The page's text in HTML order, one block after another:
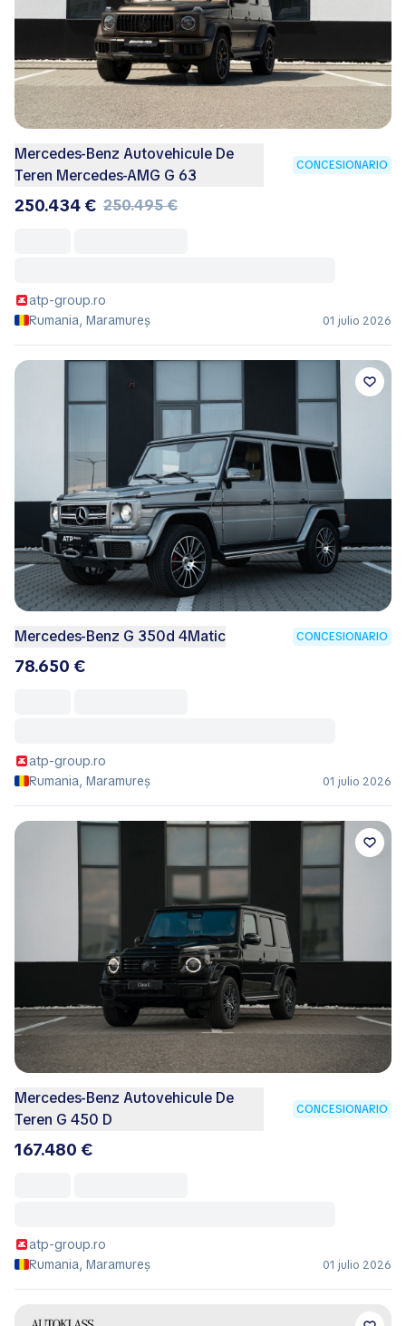
Mercedes-Benz Autovehicule De
Teren Mercedes-AMG G 63
CONCESIONARIO
250.434 € 250.495 €
atp-group.ro
Rumania, Maramureș
01 julio 2026
Mercedes-Benz G 350d 4Matic CONCESIONARIO
78.650 €
atp-group.ro
Rumania, Maramureș
01 julio 2026
Mercedes-Benz Autovehicule De
Teren G 450 D
CONCESIONARIO
167.480 €
atp-group.ro
Rumania, Maramureș
01 julio 2026